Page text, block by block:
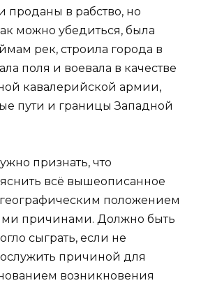
проданы в рабство, но
можно убедиться, была
рек, строила города в
поля и воевала в качестве
кавалерийской армии,
пути и границы Западной
признать, что
всё вышеописанное
положением
причинами. Должно быть
сыграть, если не
причиной для
возникновения